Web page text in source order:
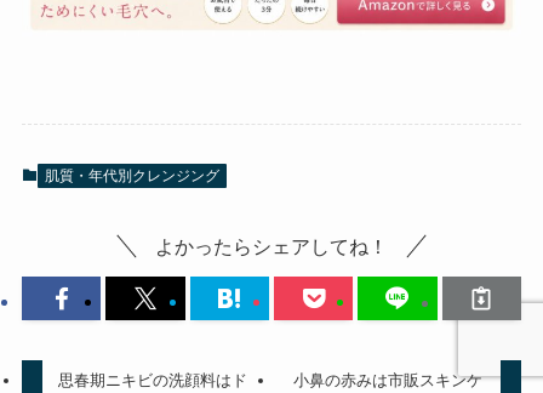
肌質・年代別クレンジング
よかったらシェアしてね！
思春期ニキビの洗顔料はド
小鼻の赤みは市販スキンケ